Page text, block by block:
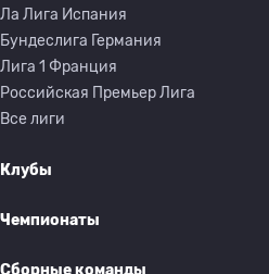
Ла Лига Испания
Бундеслига Германия
Лига 1 Франция
Российская Премьер Лига
Все лиги
Клубы
Чемпионаты